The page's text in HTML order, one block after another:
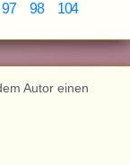
97 98 104
Autor einen